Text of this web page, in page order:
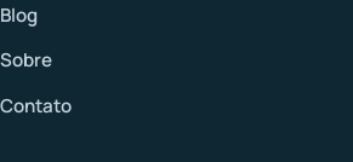
Blog
Sobre
Contato